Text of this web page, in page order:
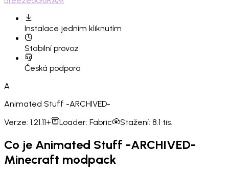
Instalace jedním kliknutím
Stabilní provoz
Česká podpora
A
Animated Stuff -ARCHIVED-
Verze: 1.21.11+ Loader: Fabric Stažení: 8.1 tis.
Co je Animated Stuff -ARCHIVED-
Minecraft modpack